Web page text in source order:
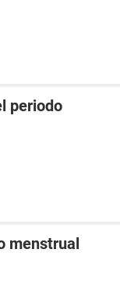
periodo
menstrual